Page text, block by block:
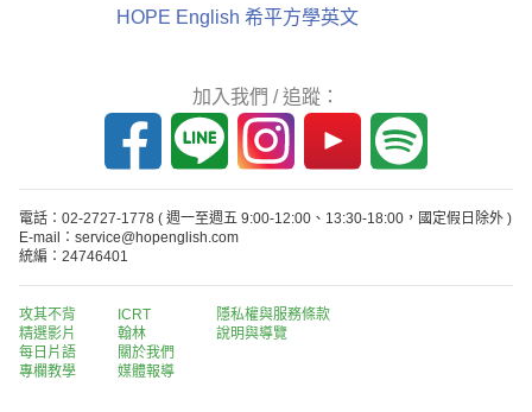
HOPE English 希平方學英文
加入我們 / 追蹤：
電話：02-2727-1778 ( 週一至週五 9:00-12:00、13:30-18:00，國定假日除外 )
E-mail：service@hopenglish.com
統編：24746401
攻其不背
精選影片
每日片語
專欄教學
ICRT
翰林
關於我們
媒體報導
隱私權與服務條款
說明與導覽